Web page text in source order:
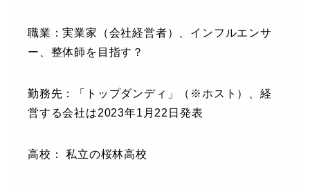
職業：実業家（会社経営者）、インフルエンサ
ー、整体師を目指す？
勤務先：「トップダンディ」（※ホスト）、経
営する会社は2023年1月22日発表
高校： 私立の桜林高校